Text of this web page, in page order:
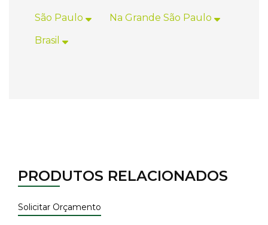
São Paulo
Na Grande São Paulo
Brasil
PRODUTOS RELACIONADOS
Solicitar Orçamento